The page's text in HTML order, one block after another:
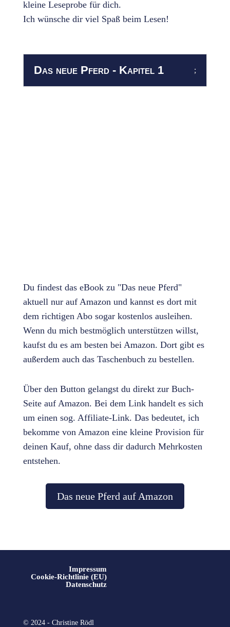
kleine Leseprobe für dich.
Ich wünsche dir viel Spaß beim Lesen!
Das neue Pferd - Kapitel 1
Du findest das eBook zu "Das neue Pferd"
aktuell nur auf Amazon und kannst es dort mit
dem richtigen Abo sogar kostenlos ausleihen.
Wenn du mich bestmöglich unterstützen willst,
kaufst du es am besten bei Amazon. Dort gibt es
außerdem auch das Taschenbuch zu bestellen.
Über den Button gelangst du direkt zur Buch-
Seite auf Amazon. Bei dem Link handelt es sich
um einen sog. Affiliate-Link. Das bedeutet, ich
bekomme von Amazon eine kleine Provision für
deinen Kauf, ohne dass dir dadurch Mehrkosten
entstehen.
Das neue Pferd auf Amazon
Impressum
Cookie-Richtlinie (EU)
Datenschutz
© 2024 - Christine Rödl